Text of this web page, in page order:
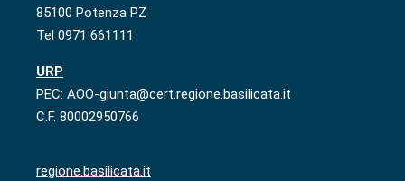
85100 Potenza PZ
Tel 0971 661111
URP
PEC: AOO-giunta@cert.regione.basilicata.it
C.F. 80002950766
regione.basilicata.it